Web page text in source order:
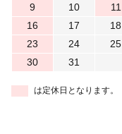
9
10 11
16
17 18
23
24 25
30
31
は定休日となります。